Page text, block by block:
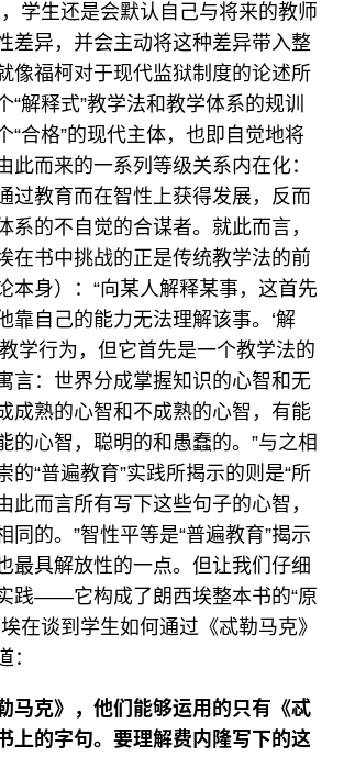
，学生还是会默认自己与将来的教师
差异，并会主动将这种差异带入整
像福柯对于现代监狱制度的论述所
“解释式”教学法和教学体系的规训
“合格”的现代主体，也即自觉地将
此而来的一系列等级关系内在化：
过教育而在智性上获得发展，反而
系的不自觉的合谋者。就此而言，
在书中挑战的正是传统教学法的前
本身）：“向某人解释某事，这首先
靠自己的能力无法理解该事。‘解
学行为，但它首先是一个教学法的
言：世界分成掌握知识的心智和无
成熟的心智和不成熟的心智，有能
的心智，聪明的和愚蠢的。”与之相
的“普遍教育”实践所揭示的则是“所
此而言所有写下这些句子的心智，
同的。”智性平等是“普遍教育”揭示
最具解放性的一点。但让我们仔细
践——它构成了朗西埃整本书的“原
在谈到学生如何通过《忒勒马克》
：
马克》，他们能够运用的只有《忒
上的字句。要理解费内隆写下的这